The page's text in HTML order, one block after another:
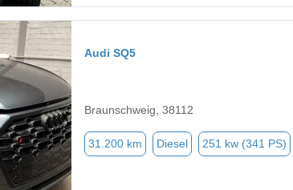
Audi SQ5
Braunschweig, 38112
31.200 km Diesel 251 kw (341 PS)